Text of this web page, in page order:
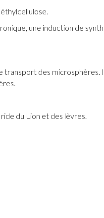
une induction de
des microsphères.
du Lion et des lèvres.